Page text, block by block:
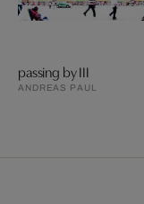
passing by III
ANDREAS PAUL